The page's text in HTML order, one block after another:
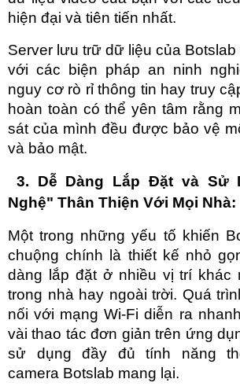
hiện đại và tiên tiến nhất.
Server lưu trữ dữ liệu của
với các biện pháp an ninh
nguy cơ rò rỉ thông tin hay truy
hoàn toàn có thể yên tâm rằng
sát của mình đều được bảo vệ
và bảo mật.
Nghệ" Thân Thiện Với Mọi Nhà:
Một trong những yếu tố khiến
chuộng chính là thiết kế nhỏ
dàng lắp đặt ở nhiều vị trí khác
trong nhà hay ngoài trời. Quá
nối với mạng Wi-Fi diễn ra
vài thao tác đơn giản trên ứng
sử dụng đầy đủ tính năng
camera Botslab mang lại.